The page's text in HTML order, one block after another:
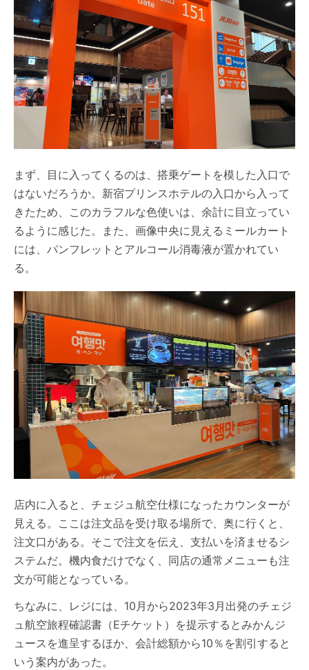
まず、目に入ってくるのは、搭乗ゲートを模した入口で
はないだろうか。新宿プリンスホテルの入口から入って
きたため、このカラフルな色使いは、余計に目立ってい
るように感じた。また、画像中央に見えるミールカート
には、パンフレットとアルコール消毒液が置かれてい
る。
店内に入ると、チェジュ航空仕様になったカウンターが
見える。ここは注文品を受け取る場所で、奥に行くと、
注文口がある。そこで注文を伝え、支払いを済ませるシ
ステムだ。機内食だけでなく、同店の通常メニューも注
文が可能となっている。
ちなみに、レジには、10月から2023年3月出発のチェジ
ュ航空旅程確認書（Eチケット）を提示するとみかんジ
ュースを進呈するほか、会計総額から10％を割引すると
いう案内があった。